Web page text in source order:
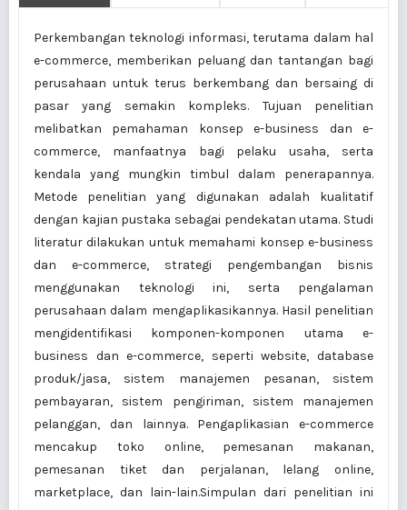
Perkembangan teknologi informasi, terutama dalam hal
e-commerce, memberikan peluang dan tantangan bagi
perusahaan untuk terus berkembang dan bersaing di
pasar yang semakin kompleks. Tujuan penelitian
melibatkan pemahaman konsep e-business dan e-
commerce, manfaatnya bagi pelaku usaha, serta
kendala yang mungkin timbul dalam penerapannya.
Metode penelitian yang digunakan adalah kualitatif
dengan kajian pustaka sebagai pendekatan utama. Studi
literatur dilakukan untuk memahami konsep e-business
dan e-commerce, strategi pengembangan bisnis
menggunakan teknologi ini, serta pengalaman
perusahaan dalam mengaplikasikannya. Hasil penelitian
mengidentifikasi komponen-komponen utama e-
business dan e-commerce, seperti website, database
produk/jasa, sistem manajemen pesanan, sistem
pembayaran, sistem pengiriman, sistem manajemen
pelanggan, dan lainnya. Pengaplikasian e-commerce
mencakup toko online, pemesanan makanan,
pemesanan tiket dan perjalanan, lelang online,
marketplace, dan lain-lain.Simpulan dari penelitian ini